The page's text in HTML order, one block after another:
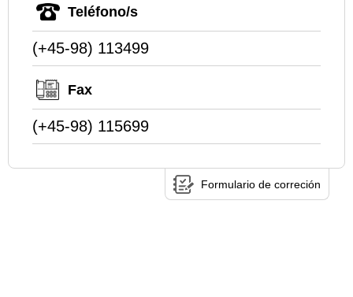
Teléfono/s
(+45-98) 113499
Fax
(+45-98) 115699
Formulario de correción